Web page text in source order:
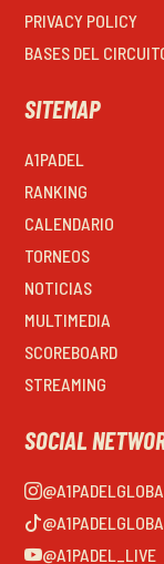
PRIVACY POLICY
BASES DEL
SITEMAP
A1PADEL
RANKING
CALENDARIO
TORNEOS
NOTICIAS
MULTIMEDIA
SCOREBOARD
STREAMING
SOCIAL
@A1PADEL_LIVE